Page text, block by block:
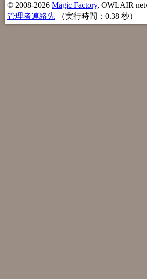
© 2008-2026 Magic Factory, OWLAIR
管理者連絡先 （実行時間：0.38 秒）